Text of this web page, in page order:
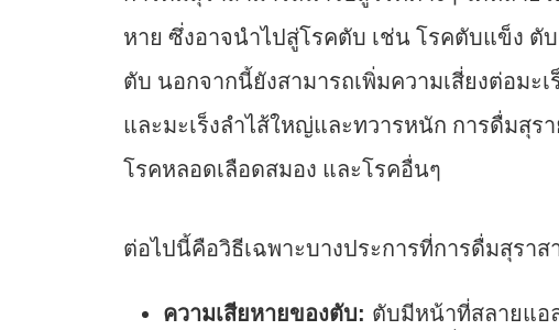
หาย ซึ่งอาจนำไปสู่โรคตับ เช่น โรคตับแข็ง
ตับ นอกจากนี้ยังสามารถเพิ่มความเสี่ยงต่อมะ
และมะเร็งลำไส้ใหญ่และทวารหนัก การดื่มสุร
โรคหลอดเลือดสมอง และโรคอื่นๆ
ต่อไปนี้คือวิธีเฉพาะบางประการที่การดื่มสุราส
ความเสียหายของตับ: ตับมีหน้าที่สลายแอ